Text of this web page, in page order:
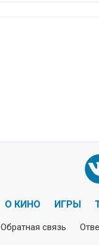
О КИНО ИГРЫ
Обратная связь